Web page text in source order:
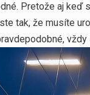
Pretože aj keď
tak, že musíte